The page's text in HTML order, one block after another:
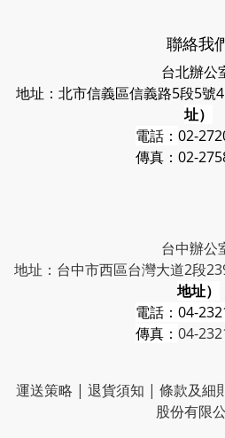
聯絡我
台北辦公
地址：北市信義區信義路5段5號
址）
電話： 02-
傳真：02-
台中辦公
地址：台中市西區台灣大道2段
地址）
電話： 04-
傳真： 04-
運送策略 | 退貨須知 | 條款及細
股份有限